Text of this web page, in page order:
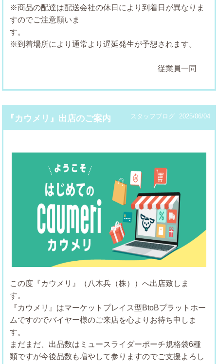
※商品の配達は配送会社の休日により到着日が異なりま
すのでご注意願いま
※到着場所により通常より遅延発生が予想されます。
従業員一同
『カウメリ』出店のご案内 2025/06/04
スタッフブログ
この度『カウメリ』（八木兵（株））へ出店致しま
す
『カウメリ』はマーケットプレイス型BtoBプラットホー
ムですのでバイヤー様のご来店を心よりお待ち申しま
まだまだ、出品数はミュースライダーポーチ規格袋6種
類ですが今後品数も増やして参りますのでご支援よろし